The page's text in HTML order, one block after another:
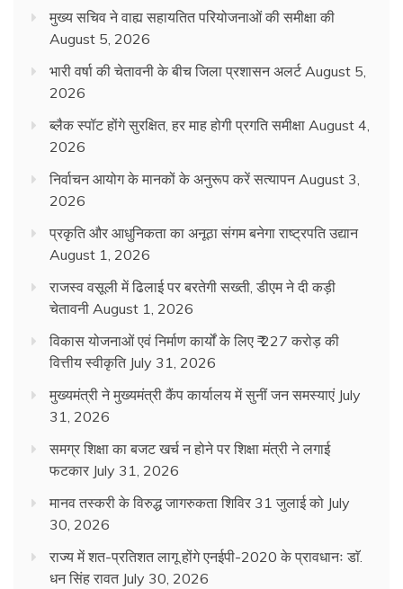
मुख्य सचिव ने वाह्य सहायतित परियोजनाओं की समीक्षा की
August 5, 2026
भारी वर्षा की चेतावनी के बीच जिला प्रशासन अलर्ट August 5,
2026
ब्लैक स्पॉट होंगे सुरक्षित, हर माह होगी प्रगति समीक्षा August 4,
2026
निर्वाचन आयोग के मानकों के अनुरूप करें सत्यापन August 3,
2026
प्रकृति और आधुनिकता का अनूठा संगम बनेगा राष्ट्रपति उद्यान
August 1, 2026
राजस्व वसूली में ढिलाई पर बरतेगी सख्ती, डीएम ने दी कड़ी
चेतावनी August 1, 2026
विकास योजनाओं एवं निर्माण कार्यों के लिए ₹ 227 करोड़ की
वित्तीय स्वीकृति July 31, 2026
मुख्यमंत्री ने मुख्यमंत्री कैंप कार्यालय में सुनीं जन समस्याएं July
31, 2026
समग्र शिक्षा का बजट खर्च न होने पर शिक्षा मंत्री ने लगाई
फटकार July 31, 2026
मानव तस्करी के विरुद्ध जागरुकता शिविर 31 जुलाई को July
30, 2026
राज्य में शत-प्रतिशत लागू होंगे एनईपी-2020 के प्रावधानः डाॅ.
धन सिंह रावत July 30, 2026